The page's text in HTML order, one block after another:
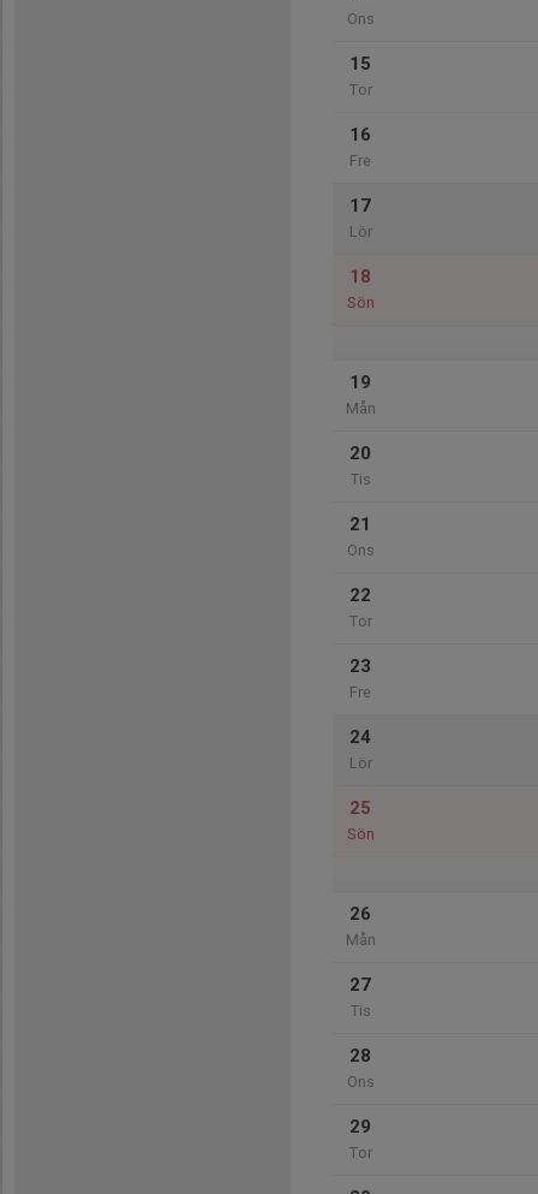
Ons
15
Tor
16
Fre
17
Lör
18
Sön
19
Mån
20
Tis
21
Ons
22
Tor
23
Fre
24
Lör
25
Sön
26
Mån
27
Tis
28
Ons
29
Tor